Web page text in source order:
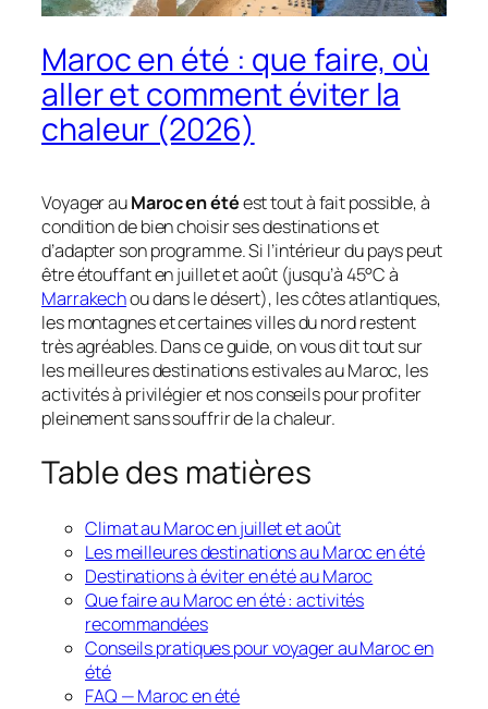
Maroc en été : que faire, où
aller et comment éviter la
chaleur (2026)
Voyager auMaroc en étéest tout à fait possible, à
condition de bien choisir ses destinations et
d’adapter son programme. Si l’intérieur du pays peut
être étouffant en juillet et août (jusqu’à 45°C à
Marrakechou dans le désert), les côtes atlantiques,
les montagnes et certaines villes du nord restent
très agréables. Dans ce guide, on vous dit tout sur
les meilleures destinations estivales au Maroc, les
activités à privilégier et nos conseils pour profiter
pleinement sans souffrir de la chaleur.
Table des matières
Climat au Maroc en juillet et août
Les meilleures destinations au Maroc en été
Destinations à éviter en été au Maroc
Que faire au Maroc en été : activités
recommandées
Conseils pratiques pour voyager au Maroc en
été
FAQ — Maroc en été